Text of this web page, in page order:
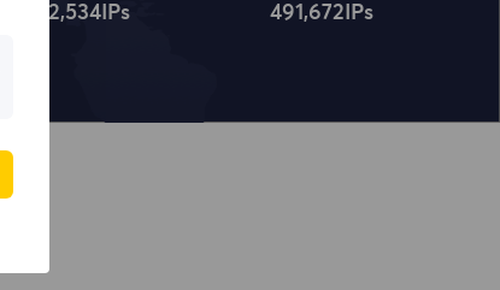
4,322,534 IPs 491,672 IPs